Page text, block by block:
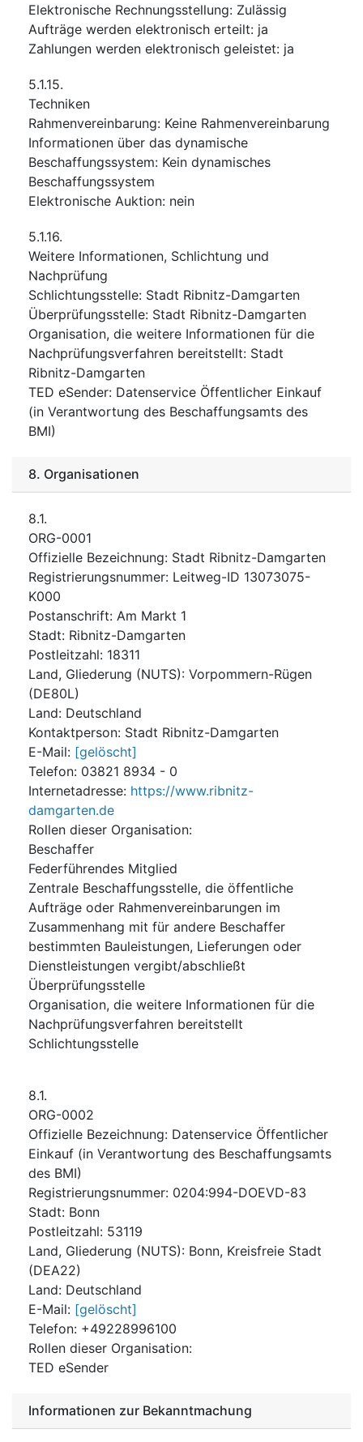
Elektronische Rechnungsstellung: Zulässig
Aufträge werden elektronisch erteilt: ja
Zahlungen werden elektronisch geleistet: ja
5.1.15.
Techniken
Rahmenvereinbarung: Keine Rahmenvereinbarung
Informationen über das dynamische
Beschaffungssystem: Kein dynamisches
Beschaffungssystem
Elektronische Auktion: nein
5.1.16.
Weitere Informationen, Schlichtung und
Nachprüfung
Schlichtungsstelle: Stadt Ribnitz-Damgarten
Überprüfungsstelle: Stadt Ribnitz-Damgarten
Organisation, die weitere Informationen für die
Nachprüfungsverfahren bereitstellt: Stadt
Ribnitz-Damgarten
TED eSender: Datenservice Öffentlicher Einkauf
(in Verantwortung des Beschaffungsamts des
BMI)
8. Organisationen
8.1.
ORG-0001
Offizielle Bezeichnung: Stadt Ribnitz-Damgarten
Registrierungsnummer: Leitweg-ID 13073075-
K000
Postanschrift: Am Markt 1
Stadt: Ribnitz-Damgarten
Postleitzahl: 18311
Land, Gliederung (NUTS): Vorpommern-Rügen
(DE80L)
Land: Deutschland
Kontaktperson: Stadt Ribnitz-Damgarten
E-Mail: [gelöscht]
Telefon: 03821 8934 - 0
Internetadresse: https://www.ribnitz-
damgarten.de
Rollen dieser Organisation:
Beschaffer
Federführendes Mitglied
Zentrale Beschaffungsstelle, die öffentliche
Aufträge oder Rahmenvereinbarungen im
Zusammenhang mit für andere Beschaffer
bestimmten Bauleistungen, Lieferungen oder
Dienstleistungen vergibt/abschließt
Überprüfungsstelle
Organisation, die weitere Informationen für die
Nachprüfungsverfahren bereitstellt
Schlichtungsstelle
8.1.
ORG-0002
Offizielle Bezeichnung: Datenservice Öffentlicher
Einkauf (in Verantwortung des Beschaffungsamts
des BMI)
Registrierungsnummer: 0204:994-DOEVD-83
Stadt: Bonn
Postleitzahl: 53119
Land, Gliederung (NUTS): Bonn, Kreisfreie Stadt
(DEA22)
Land: Deutschland
E-Mail: [gelöscht]
Telefon: +49228996100
Rollen dieser Organisation:
TED eSender
Informationen zur Bekanntmachung